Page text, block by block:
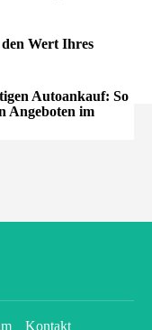
Wert Ihres
Autoankauf: So
Angeboten im
Kontakt